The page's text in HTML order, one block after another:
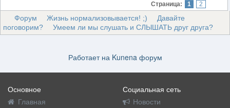
Страница: 1 2
Форум Жизнь нормализовывается! ;)
Давайте
поговорим?
Умеем ли мы слушать и СЛЫШАТЬ друг друга?
Работает на Kunena форум
Основное
Главная
Социальная сеть
Новости